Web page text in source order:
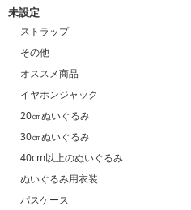
未設定
ストラップ
その他
オススメ商品
イヤホンジャック
20㎝ぬいぐるみ
30㎝ぬいぐるみ
40cm以上のぬいぐるみ
ぬいぐるみ用衣装
パスケース